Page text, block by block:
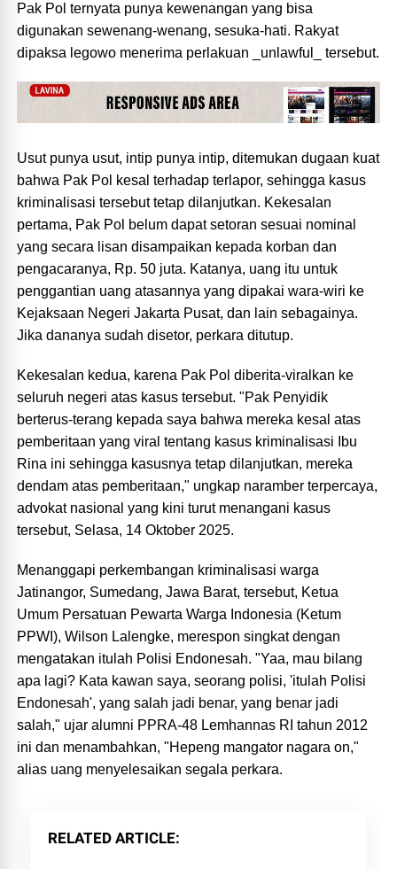
Pak Pol ternyata punya kewenangan yang bisa
digunakan sewenang-wenang, sesuka-hati. Rakyat
dipaksa legowo menerima perlakuan _unlawful_ tersebut.
Usut punya usut, intip punya intip, ditemukan dugaan kuat
bahwa Pak Pol kesal terhadap terlapor, sehingga kasus
kriminalisasi tersebut tetap dilanjutkan. Kekesalan
pertama, Pak Pol belum dapat setoran sesuai nominal
yang secara lisan disampaikan kepada korban dan
pengacaranya, Rp. 50 juta. Katanya, uang itu untuk
penggantian uang atasannya yang dipakai wara-wiri ke
Kejaksaan Negeri Jakarta Pusat, dan lain sebagainya.
Jika dananya sudah disetor, perkara ditutup.
Kekesalan kedua, karena Pak Pol diberita-viralkan ke
seluruh negeri atas kasus tersebut. "Pak Penyidik
berterus-terang kepada saya bahwa mereka kesal atas
pemberitaan yang viral tentang kasus kriminalisasi Ibu
Rina ini sehingga kasusnya tetap dilanjutkan, mereka
dendam atas pemberitaan," ungkap naramber terpercaya,
advokat nasional yang kini turut menangani kasus
tersebut, Selasa, 14 Oktober 2025.
Menanggapi perkembangan kriminalisasi warga
Jatinangor, Sumedang, Jawa Barat, tersebut, Ketua
Umum Persatuan Pewarta Warga Indonesia (Ketum
PPWI), Wilson Lalengke, merespon singkat dengan
mengatakan itulah Polisi Endonesah. "Yaa, mau bilang
apa lagi? Kata kawan saya, seorang polisi, 'itulah Polisi
Endonesah', yang salah jadi benar, yang benar jadi
salah," ujar alumni PPRA-48 Lemhannas RI tahun 2012
ini dan menambahkan, "Hepeng mangator nagara on,"
alias uang menyelesaikan segala perkara.
RELATED ARTICLE